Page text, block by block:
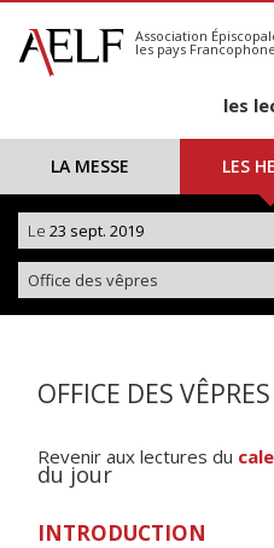
S'abonner
Calendrier
Association
les pays
les
LA MESSE LES
Le 23 sept. 2019
Office des vêpres
OFFICE DES VÊPRES
Revenir aux lectures du
du jour
INTRODUCTION